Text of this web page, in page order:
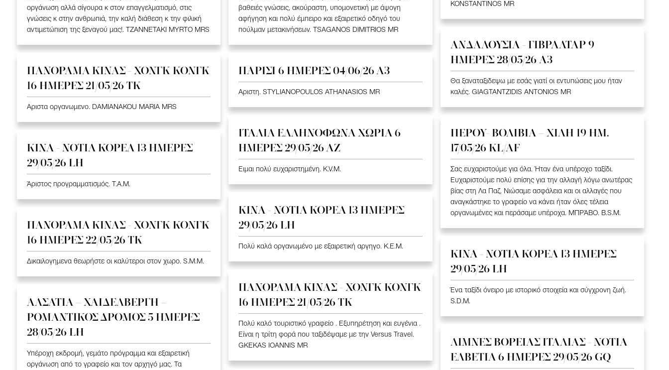
οργάνωση αλλά σίγουρα κ στον επαγγελματισμό, στις
γνώσεις κ στην ανθρωπιά, την καλή διάθεση κ την φιλική
αντιμετώπιση της ξεναγού μας!. TZANNETAKI MYRTO MRS
βαθειές γνώσεις, ακούραστη, υπομονετική με άψογη
αφήγηση και πολύ έμπειρο και εξαιρετικό οδηγό του
πούλμαν μετακινήσεων. TSAGANOS DIMITRIOS MR
KONSTANTINOS MR
ΑΝΔΑΛΟΥΣΙΑ - ΓΙΒΡΑΛΤΑΡ 9
ΗΜΕΡΕΣ 28/05/26 A3
Θα ξαναταξιδεψω με εσάς γιατί οι εντυπώσεις μου ήταν
καλές. GIAGTANTZIDIS ANTONIOS MR
ΠΑΝΟΡΑΜΑ ΚΙΝΑΣ - ΧΟΝΓΚ ΚΟΝΓΚ
16 ΗΜΕΡΕΣ 21/05/26 TK
Αριστα οργανωμενο. DAMIANAKOU MARIA MRS
ΠΑΡΙΣΙ 6 ΗΜΕΡΕΣ 04/06/26 Α3
Αριστη. STYLIANOPOULOS ATHANASIOS MR
ΙΤΑΛΙΑ ΕΛΛΗΝΟΦΩΝΑ ΧΩΡΙΑ 6
ΗΜΕΡΕΣ 29/05/26 ΑΖ
Ειμαι πολύ ευχαριστημένη. K.V.M.
ΠΕΡΟΥ- ΒΟΛΙΒΙΑ – ΧΙΛΗ 19 HM.
17/05/26 KL/AF
Σας ευχαριστούμε για όλα. Ήταν ένα υπέροχο ταξίδι.
Ευχαριστούμε πολύ επίσης για την αλλαγή λόγω ανωτέρας
βίας στη Λα Παζ. Νιώσαμε ασφάλεια και οι αλλαγές που
αναγκάστηκε το γραφείο να κάνει ήταν όλες τέλεια
οργανωμένες και περάσαμε υπέροχα. ΜΠΡΆΒΟ. B.S.M.
ΚΙΝΑ - ΝΟΤΙΑ ΚΟΡΕΑ 13 ΗΜΕΡΕΣ
29/05/26 LH
Άριστος προγραμματισμός. T.A.M.
ΚΙΝΑ - ΝΟΤΙΑ ΚΟΡΕΑ 13 ΗΜΕΡΕΣ
29/05/26 LH
Πολύ καλά οργανωμένο με εξαιρετική αργηγο. K.E.M.
ΠΑΝΟΡΑΜΑ ΚΙΝΑΣ - ΧΟΝΓΚ ΚΟΝΓΚ
16 ΗΜΕΡΕΣ 22/05/26 TK
Δικαιλογημενα θεωρήστε οι καλύτεροι στον χωρο. S.M.M.
ΚΙΝΑ - ΝΟΤΙΑ ΚΟΡΕΑ 13 ΗΜΕΡΕΣ
29/05/26 LH
Ένα ταξίδι όνειρο με ιστορικό στοιχεία και σύγχρονη ζωή.
S.D.M.
ΠΑΝΟΡΑΜΑ ΚΙΝΑΣ - ΧΟΝΓΚ ΚΟΝΓΚ
16 ΗΜΕΡΕΣ 21/05/26 TK
Πολύ καλό τουριστικό γραφείο . Εξυπηρέτηση και ευγένια .
Είναι η τρίτη φορά που ταξιδέψαμε με την Versus Travel.
GKEKAS IOANNIS MR
ΑΛΣΑΤΙΑ – ΧΑΙΔΕΛΒΕΡΓΗ –
ΡΟΜΑΝΤΙΚΟΣ ΔΡΟΜΟΣ 5 ΗΜΕΡΕΣ
28/05/26 LH
Υπέροχη εκδρομή, γεμάτο πρόγραμμα και εξαιρετική
οργάνωση από το γραφείο και τον αρχηγό μας. Τα
ΛΙΜΝΕΣ ΒΟΡΕΙΑΣ ΙΤΑΛΙΑΣ - ΝΟΤΙΑ
ΕΛΒΕΤΙΑ 6 ΗΜΕΡΕΣ 29/05/26 GQ